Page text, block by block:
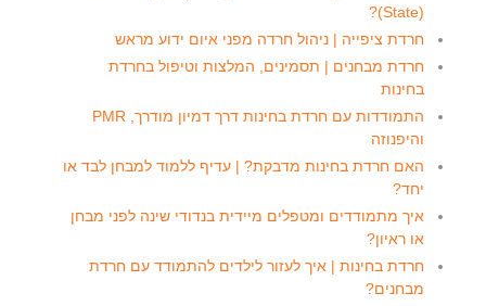
(State)?
חרדת ציפייה | ניהול חרדה מפני איום ידוע מראש
חרדת מבחנים | תסמינים, המלצות וטיפול בחרדת
בחינות
התמודדות עם חרדת בחינות דרך דמיון מודרך, PMR
והיפנוזה
האם חרדת בחינות מדבקת? | עדיף ללמוד למבחן לבד או
יחד?
איך מתמודדים ומטפלים מיידית בנדודי שינה לפני מבחן
או ראיון?
חרדת בחינות | איך לעזור לילדים להתמודד עם חרדת
מבחנים?